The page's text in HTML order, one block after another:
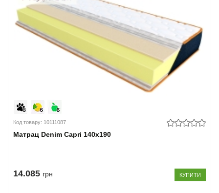
Код товару: 10111087
Матрац Denim Capri 140x190
14.085 грн КУПИТИ